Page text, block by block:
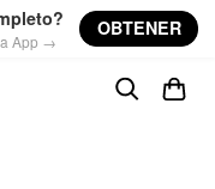
App →
OBTENER